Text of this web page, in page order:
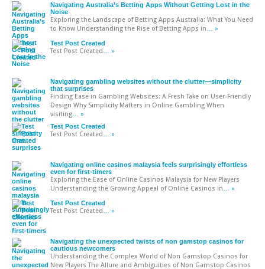
Navigating Australia’s Betting Apps Without Getting Lost in the
Noise
Exploring the Landscape of Betting Apps Australia: What You Need
to Know Understanding the Rise of Betting Apps in … »
Test Post Created
Test Post Created … »
Navigating gambling websites without the clutter—simplicity
that surprises
Finding Ease in Gambling Websites: A Fresh Take on User-Friendly
Design Why Simplicity Matters in Online Gambling When
visiting … »
Test Post Created
Test Post Created … »
Navigating online casinos malaysia feels surprisingly effortless
even for first-timers
Exploring the Ease of Online Casinos Malaysia for New Players
Understanding the Growing Appeal of Online Casinos in … »
Test Post Created
Test Post Created … »
Navigating the unexpected twists of non gamstop casinos for
cautious newcomers
Understanding the Complex World of Non Gamstop Casinos for
New Players The Allure and Ambiguities of Non Gamstop Casinos